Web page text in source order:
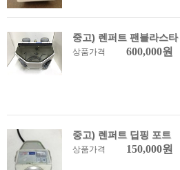
중고) 렌퍼트 팬블라스타
상품가격 600,000원
중고) 렌퍼트 딥핑 포트
상품가격 150,000원